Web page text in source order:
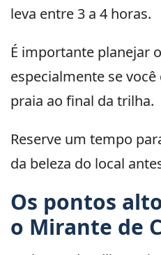
leva entre 3 a 4 horas.
É importante planejar
especialmente se
praia ao final da trilha.
Reserve um tempo
da beleza do local
Os pontos
o Mirante de